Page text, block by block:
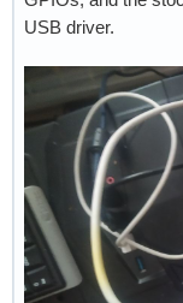
USB driver.